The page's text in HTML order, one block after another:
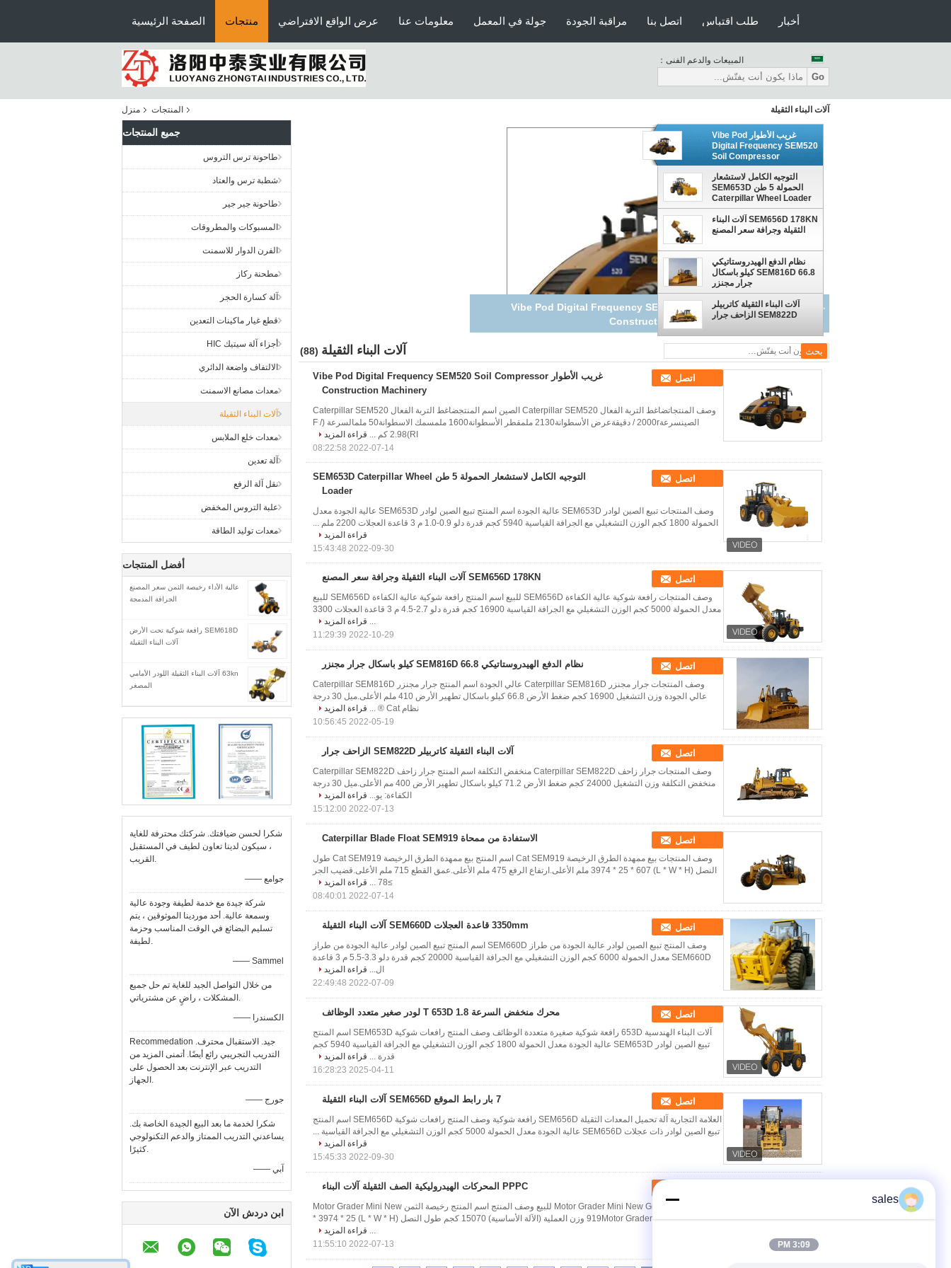
الصفحة الرئيسية منتجات عرض الواقع الافتراضي معلومات عنا جولة في المعمل مراقبة الجودة اتصل بنا طلب اقتباس أخبار
المبيعات والدعم الفنى：
Go
منزل المنتجات آلات البناء الثقيلة
جميع المنتجات
طاحونة ترس التروس
شطبة ترس والعتاد
طاحونة جير جير
المسبوكات والمطروقات
الفرن الدوار للاسمنت
مطحنة ركاز
آلة كسارة الحجر
قطع غيار ماكينات التعدين
أجزاء آلة سيتيك HIC
الالتفاف واضعة الدائري
معدات مصانع الاسمنت
آلات البناء الثقيلة
معدات خلع الملابس
آلة تعدين
نقل آلة الرفع
علبة التروس المخفض
معدات توليد الطاقة
أفضل المنتجات
عالية الأداء رخيصة الثمن سعر المصنع
الجرافة المدمجة
SEM618D رافعة شوكية تحت الأرض
آلات البناء الثقيلة
63kn آلات البناء الثقيلة اللودر الأمامي
المصغر
شكرا لحسن ضيافتك. شركتك محترفة للغاية
، سيكون لدينا تعاون لطيف في المستقبل
القريب.
—— جوامع
شركة جيدة مع خدمة لطيفة وجودة عالية
وسمعة عالية. أحد موردينا الموثوقين ، يتم
تسليم البضائع في الوقت المناسب وحزمة
لطيفة.
—— Sammel
من خلال التواصل الجيد للغاية تم حل جميع
المشكلات ، راضٍ عن مشترياتي.
—— الكسندرا
Recommedation جيد. الاستقبال محترف.
التدريب التجريبي رائع أيضًا. أتمنى المزيد من
التدريب عبر الإنترنت بعد الحصول على
الجهاز.
—— جورج
شكرا لخدمة ما بعد البيع الجيدة الخاصة بك.
يساعدني التدريب الممتاز والدعم التكنولوجي
كثيرًا.
—— آبي
ابن دردش الآن
التوجيه الكامل لاستشعار الحمولة 5 طن SEM653D Caterpillar Wheel
Loader
غريب الأطوار Vibe Pod
Digital Frequency SEM520
Soil Compressor
Construction Machinery
التوجيه الكامل لاستشعار
الحمولة 5 طن SEM653D
Caterpillar Wheel Loader
SEM656D 178KN آلات البناء
الثقيلة وجرافة سعر المصنع
نظام الدفع الهيدروستاتيكي
SEM816D 66.8 كيلو باسكال
جرار مجنزر
آلات البناء الثقيلة كاتربيلر
SEM822D الزاحف جرار
آلات البناء الثقيلة (88)
غريب الأطوار Vibe Pod Digital Frequency SEM520 Soil Compressor
Construction Machinery
اتصل
وصف المنتجاتضاغط التربة الفعال Caterpillar SEM520 الصين اسم المنتجضاغط التربة الفعال Caterpillar SEM520
الصينسرعة2000r / دقيقةعرض الأسطوانة2130 ملمقطر الأسطوانة1600 ملمسمك الاسطوانة50 ملمالسرعة (F /
RI)2.98 كم ...
قراءة المزيد
2022-07-14 08:22:58
التوجيه الكامل لاستشعار الحمولة 5 طن SEM653D Caterpillar Wheel
Loader
اتصل
وصف المنتجات تبيع الصين لوادر SEM653D عالية الجودة اسم المنتج تبيع الصين لوادر SEM653D عالية الجودة معدل
الحمولة 1800 كجم الوزن التشغيلي مع الجرافة القياسية 5940 كجم قدرة دلو 0.9-1.0 م 3 قاعدة العجلات 2200 ملم ...
قراءة المزيد
2022-09-30 15:43:48
SEM656D 178KN آلات البناء الثقيلة وجرافة سعر المصنع اتصل
وصف المنتجات رافعة شوكية عالية الكفاءة SEM656D للبيع اسم المنتج رافعة شوكية عالية الكفاءة SEM656D للبيع
معدل الحمولة 5000 كجم الوزن التشغيلي مع الجرافة القياسية 16900 كجم قدرة دلو 2.7-4.5 م 3 قاعدة العجلات 3300
... قراءة المزيد
2022-10-29 11:29:39
نظام الدفع الهيدروستاتيكي SEM816D 66.8 كيلو باسكال جرار مجنزر اتصل
وصف المنتجات جرار مجنزر Caterpillar SEM816D عالي الجودة اسم المنتج جرار مجنزر Caterpillar SEM816D
عالي الجودة وزن التشغيل 16900 كجم ضغط الأرض 66.8 كيلو باسكال تطهير الأرض 410 ملم الأعلى.ميل 30 درجة
نظام Cat ® ...
قراءة المزيد
2022-05-19 10:56:45
آلات البناء الثقيلة كاتربيلر SEM822D الزاحف جرار اتصل
وصف المنتجات جرار زاحف Caterpillar SEM822D منخفض التكلفة اسم المنتج جرار زاحف Caterpillar SEM822D
منخفض التكلفة وزن التشغيل 24000 كجم ضغط الأرض 71.2 كيلو باسكال تطهير الأرض 400 مم الأعلى.ميل 30 درجة
الكفاءة: يو... قراءة المزيد
2022-07-13 15:12:00
الاستفادة من ممحاة Caterpillar Blade Float SEM919 اتصل
وصف المنتجات بيع ممهدة الطرق الرخيصة Cat SEM919 اسم المنتج بيع ممهدة الطرق الرخيصة Cat SEM919 طول
النصل (L * W * H) 3974 * 25 * 607 ملم الأعلى.ارتفاع الرفع 475 ملم الأعلى.عمق القطع 715 ملم الأعلى.قضيب الجر
≥78 ...
قراءة المزيد
2022-07-14 08:40:01
3350mm قاعدة العجلات SEM660D آلات البناء الثقيلة اتصل
وصف المنتج تبيع الصين لوادر عالية الجودة من طراز SEM660D اسم المنتج تبيع الصين لوادر عالية الجودة من طراز
SEM660D معدل الحمولة 6000 كجم الوزن التشغيلي مع الجرافة القياسية 20000 كجم قدرة دلو 3.3-5.5 م 3 قاعدة
ال... قراءة المزيد
2022-07-09 22:49:48
محرك منخفض السرعة 1.8 T 653D لودر صغير متعدد الوظائف اتصل
آلات البناء الهندسية 653D رافعة شوكية صغيرة متعددة الوظائف وصف المنتج رافعات شوكية SEM653D اسم المنتج
تبيع الصين لوادر SEM653D عالية الجودة معدل الحمولة 1800 كجم الوزن التشغيلي مع الجرافة القياسية 5940 كجم
قدرة ... قراءة المزيد
2025-04-11 16:28:23
7 بار رابط الموقع SEM656D آلات البناء الثقيلة اتصل
العلامة التجارية آلة تحميل المعدات الثقيلة SEM656D رافعة شوكية وصف المنتج رافعات شوكية SEM656D اسم المنتج
تبيع الصين لوادر ذات عجلات SEM656D عالية الجودة معدل الحمولة 5000 كجم الوزن التشغيلي مع الجرافة القياسية ...
قراءة المزيد
2022-09-30 15:45:33
PPPC المحركات الهيدروليكية الصف الثقيلة آلات البناء
رخيصة الثمن Motor Grader Mini New Grader للبيع وصف المنتج اسم المنتج رخيصة الثمن Motor Grader Mini New
Grader للبيع اسم 919Motor Grader وزن العملية (الآلة الأساسية) 15070 كجم طول النصل (L * W * H) 3974 * 25 *
... قراءة المزيد
2022-07-13 11:55:10
sales
3:09 PM